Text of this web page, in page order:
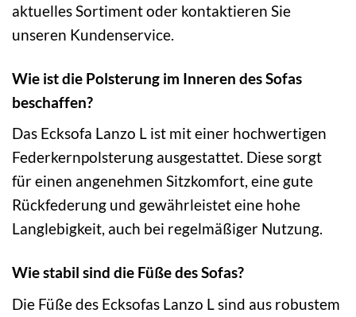
aktuelles Sortiment oder kontaktieren Sie
unseren Kundenservice.
Wie ist die Polsterung im Inneren des Sofas
beschaffen?
Das Ecksofa Lanzo L ist mit einer hochwertigen
Federkernpolsterung ausgestattet. Diese sorgt
für einen angenehmen Sitzkomfort, eine gute
Rückfederung und gewährleistet eine hohe
Langlebigkeit, auch bei regelmäßiger Nutzung.
Wie stabil sind die Füße des Sofas?
Die Füße des Ecksofas Lanzo L sind aus robustem